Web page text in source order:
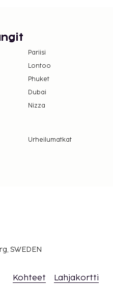
Pariisi
Lontoo
Phuket
Dubai
Nizza
Urheilumatkat
SWEDEN
Kohteet Lahjakortti